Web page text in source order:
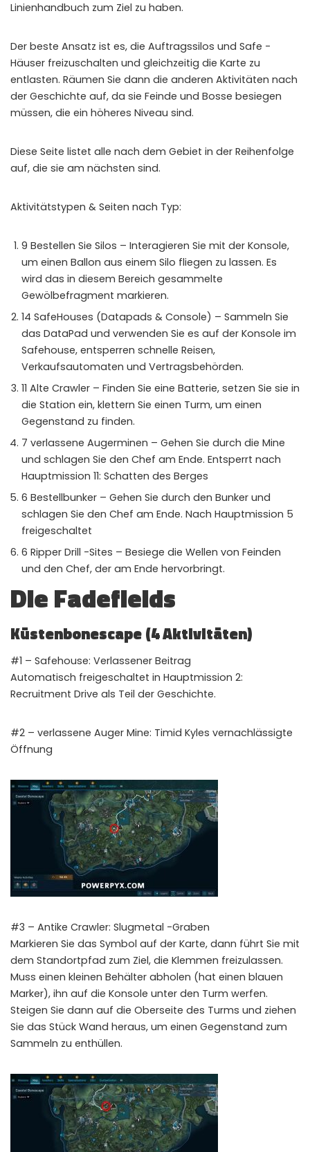
Linienhandbuch zum Ziel zu haben.
Der beste Ansatz ist es, die Auftragssilos und Safe -
Häuser freizuschalten und gleichzeitig die Karte zu
entlasten. Räumen Sie dann die anderen Aktivitäten nach
der Geschichte auf, da sie Feinde und Bosse besiegen
müssen, die ein höheres Niveau sind.
Diese Seite listet alle nach dem Gebiet in der Reihenfolge
auf, die sie am nächsten sind.
Aktivitätstypen & Seiten nach Typ:
9 Bestellen Sie Silos – Interagieren Sie mit der Konsole,
um einen Ballon aus einem Silo fliegen zu lassen. Es
wird das in diesem Bereich gesammelte
Gewölbefragment markieren.
14 SafeHouses (Datapads & Console) – Sammeln Sie
das DataPad und verwenden Sie es auf der Konsole im
Safehouse, entsperren schnelle Reisen,
Verkaufsautomaten und Vertragsbehörden.
11 Alte Crawler – Finden Sie eine Batterie, setzen Sie sie in
die Station ein, klettern Sie einen Turm, um einen
Gegenstand zu finden.
7 verlassene Augerminen – Gehen Sie durch die Mine
und schlagen Sie den Chef am Ende. Entsperrt nach
Hauptmission 11: Schatten des Berges
6 Bestellbunker – Gehen Sie durch den Bunker und
schlagen Sie den Chef am Ende. Nach Hauptmission 5
freigeschaltet
6 Ripper Drill -Sites – Besiege die Wellen von Feinden
und den Chef, der am Ende hervorbringt.
Die Fadefields
Küstenbonescape (4 Aktivitäten)
#1 – Safehouse: Verlassener Beitrag
Automatisch freigeschaltet in Hauptmission 2:
Recruitment Drive als Teil der Geschichte.
#2 – verlassene Auger Mine: Timid Kyles vernachlässigte
Öffnung
#3 – Antike Crawler: Slugmetal -Graben
Markieren Sie das Symbol auf der Karte, dann führt Sie mit
dem Standortpfad zum Ziel, die Klemmen freizulassen.
Muss einen kleinen Behälter abholen (hat einen blauen
Marker), ihn auf die Konsole unter den Turm werfen.
Steigen Sie dann auf die Oberseite des Turms und ziehen
Sie das Stück Wand heraus, um einen Gegenstand zum
Sammeln zu enthüllen.